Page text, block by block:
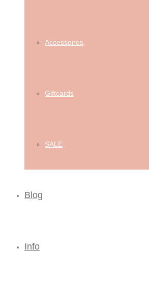
Accessoires
Giftcards
SALE
Blog
Info